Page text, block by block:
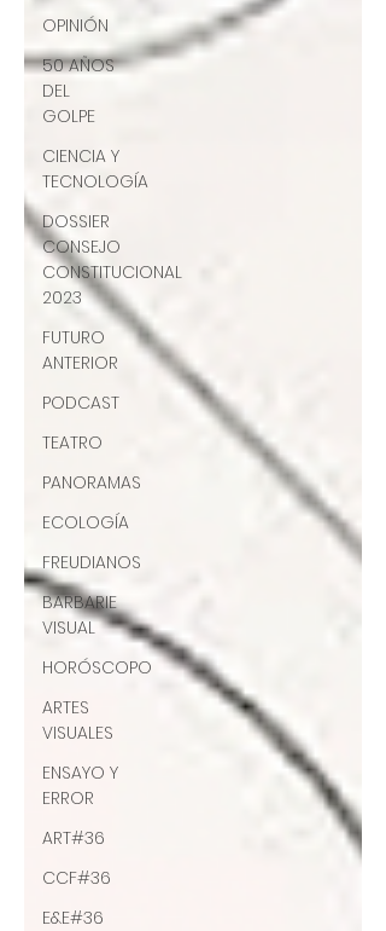
OPINIÓN
50 AÑOS
DEL
GOLPE
CIENCIA Y
TECNOLOGÍA
DOSSIER
CONSEJO
CONSTITUCIONAL
2023
FUTURO
ANTERIOR
PODCAST
TEATRO
PANORAMAS
ECOLOGÍA
FREUDIANOS
BARBARIE
VISUAL
HORÓSCOPO
ARTES
VISUALES
ENSAYO Y
ERROR
ART#36
CCF#36
E&E#36